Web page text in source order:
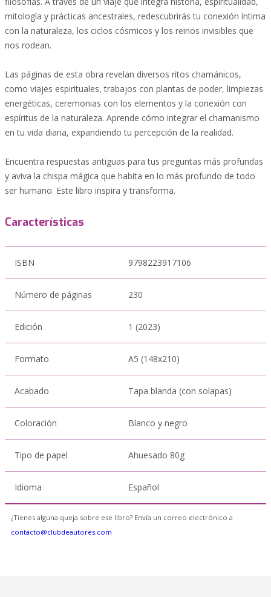
mitología y prácticas ancestrales, redescubrirás tu conexión íntima
con la naturaleza, los ciclos cósmicos y los reinos invisibles que
nos rodean.
Las páginas de esta obra revelan diversos ritos chamánicos,
como viajes espirituales, trabajos con plantas de poder, limpiezas
energéticas, ceremonias con los elementos y la conexión con
espíritus de la naturaleza. Aprende cómo integrar el chamanismo
en tu vida diaria, expandiendo tu percepción de la realidad.
Encuentra respuestas antiguas para tus preguntas más profundas
y aviva la chispa mágica que habita en lo más profundo de todo
ser humano. Este libro inspira y transforma.
Características
ISBN 9798223917106
Número de páginas 230
Edición 1 (2023)
Formato A5 (148x210)
Acabado Tapa blanda (con solapas)
Coloración Blanco y negro
Tipo de papel Ahuesado 80g
Idioma Español
¿Tienes alguna queja sobre ese libro? Envía un correo electrónico a
contacto@clubdeautores.com